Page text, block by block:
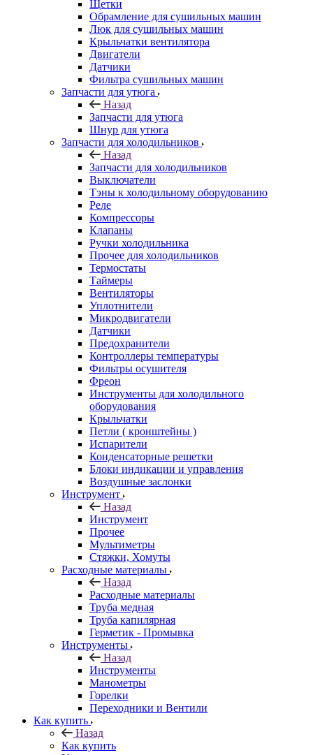
Щетки
Обрамление для сушильных машин
Люк для сушильных машин
Крыльчатки вентилятора
Двигатели
Датчики
Фильтра сушильных машин
Запчасти для утюга
Назад
Запчасти для утюга
Шнур для утюга
Запчасти для холодильников
Назад
Запчасти для холодильников
Выключатели
Тэны к холодильному оборудованию
Реле
Компрессоры
Клапаны
Ручки холодильника
Прочее для холодильников
Термостаты
Таймеры
Вентиляторы
Уплотнители
Микродвигатели
Датчики
Предохранители
Контроллеры температуры
Фильтры осушителя
Фреон
Инструменты для холодильного
оборудования
Крыльчатки
Петли ( кронштейны )
Испарители
Конденсаторные решетки
Блоки индикации и управления
Воздушные заслонки
Инструмент
Назад
Инструмент
Прочее
Мультиметры
Стяжки, Хомуты
Расходные материалы
Назад
Расходные материалы
Труба медная
Труба капилярная
Герметик - Промывка
Инструменты
Назад
Инструменты
Манометры
Горелки
Переходники и Вентили
Как купить
Назад
Как купить